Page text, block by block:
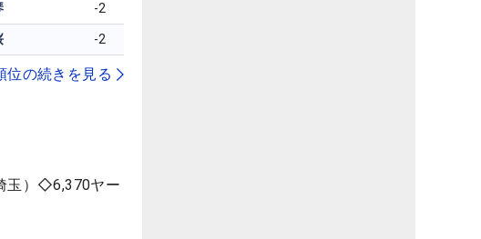
-2
-2
位の続きを見る
玉）◇6,370ヤー